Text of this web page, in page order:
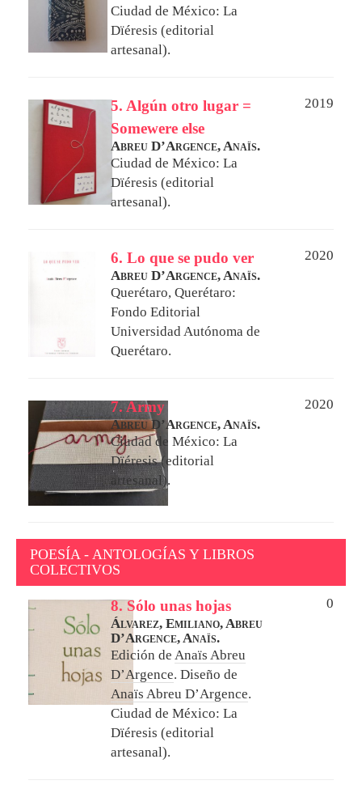
Ciudad de México: La
Dïéresis (editorial
artesanal).
5. Algún otro lugar =
Somewere else
2019
Abreu D’Argence, Anaïs.
Ciudad de México: La
Dïéresis (editorial
artesanal).
6. Lo que se pudo ver
2020
Abreu D’Argence, Anaïs.
Querétaro, Querétaro:
Fondo Editorial
Universidad Autónoma de
Querétaro.
7. Army
2020
Abreu D’Argence, Anaïs.
Ciudad de México: La
Dïéresis (editorial
artesanal).
POESÍA - ANTOLOGÍAS Y LIBROS
COLECTIVOS
8. Sólo unas hojas
0
Álvarez, Emiliano,Abreu
D’Argence, Anaïs.
Edición de Anaïs Abreu
D’Argence. Diseño de
Anaïs Abreu D’Argence.
Ciudad de México: La
Dïéresis (editorial
artesanal).